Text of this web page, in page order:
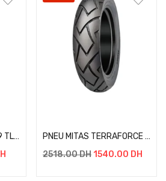
PNEU MITAS 110/80B19 TL E-07
PNEU MITAS TERRAFORCE R 170/60ZR17
2518.00DH 1540.00 DH